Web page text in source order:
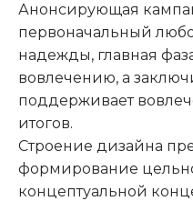
Анонсирующая
первоначальный
надежды, главная
вовлечению, а
поддерживает
итогов.
Строение дизайна
формирование
концептуальной